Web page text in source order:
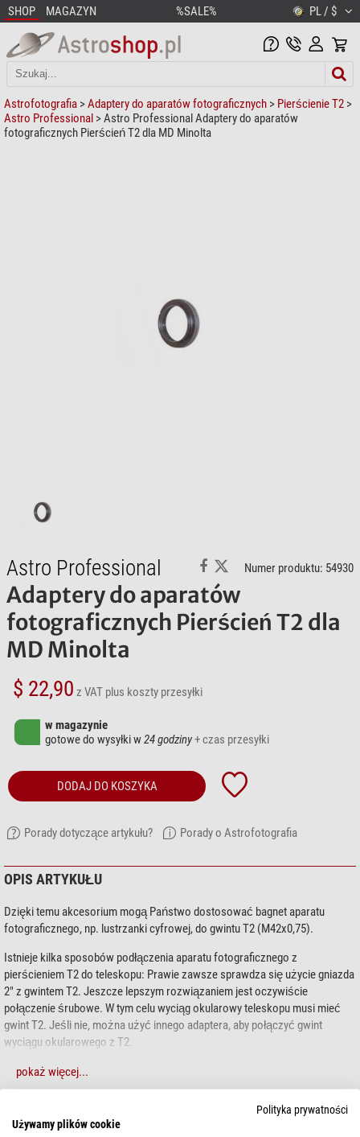
SHOP MAGAZYN %SALE% PL / $
Astrofotografia >Adaptery do aparatów fotograficznych > Pierścienie T2 >
Astro Professional > Astro Professional Adaptery do aparatów
fotograficznych Pierścień T2 dla MD Minolta
Astro Professional Numer produktu: 54930
Adaptery do aparatów
fotograficznych Pierścień T2 dla
MD Minolta
$ 22,90 z VAT plus koszty przesyłki
w magazynie
gotowe do wysyłki w24 godziny+ czas przesyłki
DODAJ DO KOSZYKA
Porady dotyczące artykułu? Porady o Astrofotografia
OPIS ARTYKUŁU
Dzięki temu akcesorium mogą Państwo dostosować bagnet aparatu
fotograficznego, np. lustrzanki cyfrowej, do gwintu T2 (M42x0,75).
Istnieje kilka sposobów podłączenia aparatu fotograficznego z
pierścieniem T2 do teleskopu: Prawie zawsze sprawdza się użycie gniazda
2" z gwintem T2. Jeszcze lepszym rozwiązaniem jest oczywiście
połączenie śrubowe. W tym celu wyciąg okularowy teleskopu musi mieć
gwint T2. Jeśli nie, można użyć innego adaptera, aby połączyć gwint
wyciągu okularowego z T2.
pokaż więcej...
DANE TECHNICZNE
Polityka prywatności
Używamy plików cookie